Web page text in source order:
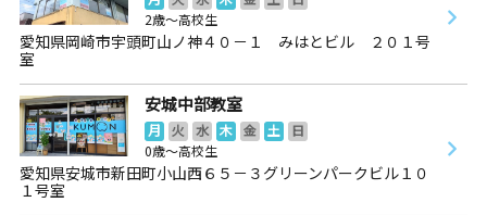
2歳～高校生
愛知県岡崎市宇頭町山ノ神４０－１ みはとビル ２０１号
室
安城中部教室
月 火 水 木 金 土
日
0歳～高校生
愛知県安城市新田町小山西６５－３グリーンパークビル１０
１号室